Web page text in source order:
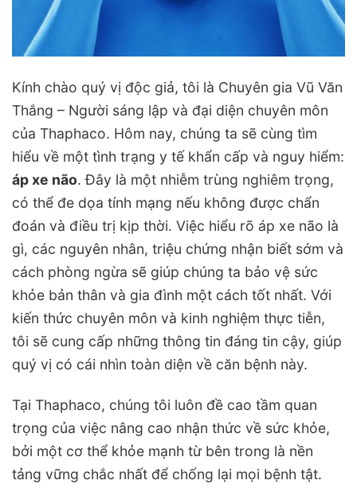
Kính chào quý vị độc giả, tôi là Chuyên gia Vũ Văn
Thắng – Người sáng lập và đại diện chuyên môn
của Thaphaco. Hôm nay, chúng ta sẽ cùng tìm
hiểu về một tình trạng y tế khẩn cấp và nguy hiểm:
áp xe não. Đây là một nhiễm trùng nghiêm trọng,
có thể đe dọa tính mạng nếu không được chẩn
đoán và điều trị kịp thời. Việc hiểu rõ áp xe não là
gì, các nguyên nhân, triệu chứng nhận biết sớm và
cách phòng ngừa sẽ giúp chúng ta bảo vệ sức
khỏe bản thân và gia đình một cách tốt nhất. Với
kiến thức chuyên môn và kinh nghiệm thực tiễn,
tôi sẽ cung cấp những thông tin đáng tin cậy, giúp
quý vị có cái nhìn toàn diện về căn bệnh này.
Tại Thaphaco, chúng tôi luôn đề cao tầm quan
trọng của việc nâng cao nhận thức về sức khỏe,
bởi một cơ thể khỏe mạnh từ bên trong là nền
tảng vững chắc nhất để chống lại mọi bệnh tật.